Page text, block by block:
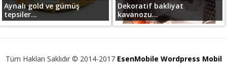
Aynalı gold ve gümüş
tepsiler...
Dekoratif bakliyat
kavanozu...
Tüm Hakları Saklıdır © 2014-2017 EsenMobile Wordpress Mobil